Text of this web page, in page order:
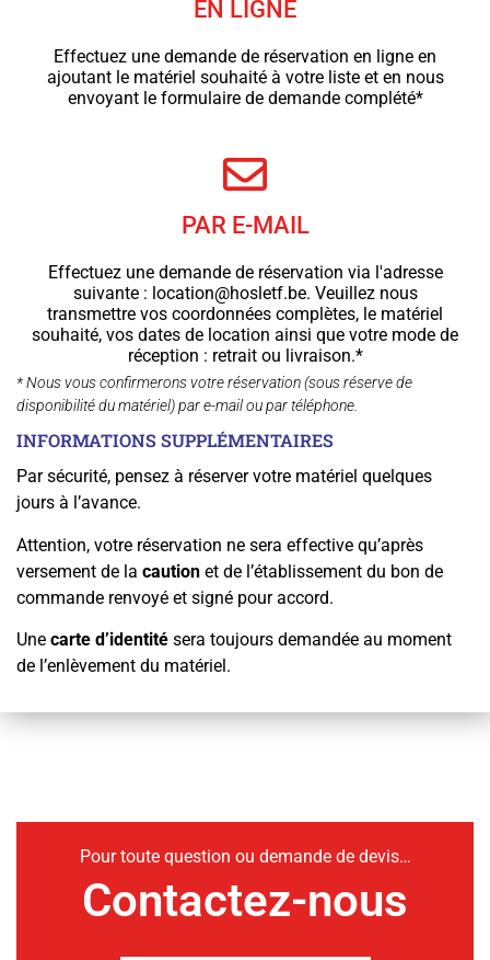
EN LIGNE
Effectuez une demande de réservation en ligne en
ajoutant le matériel souhaité à votre liste et en nous
envoyant le formulaire de demande complété*
PAR E-MAIL
Effectuez une demande de réservation via l'adresse
suivante : location@hosletf.be. Veuillez nous
transmettre vos coordonnées complètes, le matériel
souhaité, vos dates de location ainsi que votre mode de
réception : retrait ou livraison.*
* Nous vous confirmerons votre réservation (sous réserve de
disponibilité du matériel) par e-mail ou par téléphone.
INFORMATIONS SUPPLÉMENTAIRES
Par sécurité, pensez à réserver votre matériel quelques
jours à l’avance.
Attention, votre réservation ne sera effective qu’après
versement de la caution et de l’établissement du bon de
commande renvoyé et signé pour accord.
Une carte d’identité sera toujours demandée au moment
de l’enlèvement du matériel.
Pour toute question ou demande de devis…
Contactez-nous